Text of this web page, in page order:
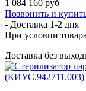
1 084 160 руб
Позвонить и
- Доставка 1-2 дня
При условии
Доставка без